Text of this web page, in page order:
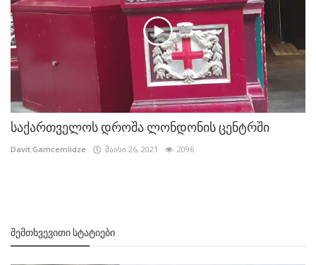
საქართველოს დროშა ლონდონის ცენტრში
Davit.Gamcemlidze მაისი 26, 2021 2096
ᲨᲔᲛᲗᲮᲕᲔᲕᲘᲗᲘ ᲡᲢᲐᲢᲘᲔᲑᲘ